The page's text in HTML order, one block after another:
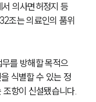
의사면허정지 등
조는 의료인의 품위
를 방해할 목적으
식별할 수 있는 정
항이 신설됐습니다.